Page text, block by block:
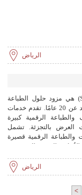
الرياض
شركة ستار للطباعة (SPC) هي مزود حلول الطباعة
والعرض المرئي بخبرة تزيد عن 20 عامًا. تقدم خدمات
والطباعة الرقمية كبيرة
العرض بالتجزئة. تشمل
والطباعة الرقمية قصيرة
الورقية المخصصة.
الجودة والأسعار التنافسية
الرياض
>